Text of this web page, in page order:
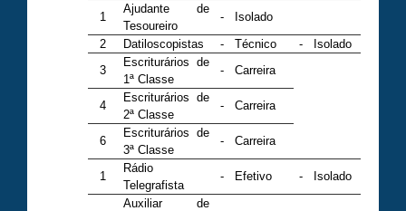
1
Ajudante de
Tesoureiro
-
Isolado
2
Datiloscopistas - Técnico -
Isolado
3
Escriturários de
1ª Classe
- Carreira
4
Escriturários de
2ª Classe
- Carreira
6
Escriturários de
3ª Classe
- Carreira
1
Rádio
Telegrafista
- Efetivo - Isolado
Auxiliar de